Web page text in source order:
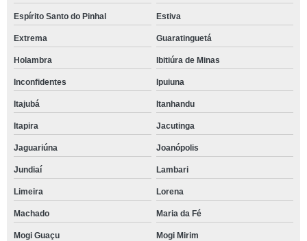
Espírito Santo do Pinhal Estiva
Extrema Guaratinguetá
Holambra Ibitiúra de Minas
Inconfidentes Ipuiuna
Itajubá Itanhandu
Itapira Jacutinga
Jaguariúna Joanópolis
Jundiaí Lambari
Limeira Lorena
Machado Maria da Fé
Mogi Guaçu Mogi Mirim